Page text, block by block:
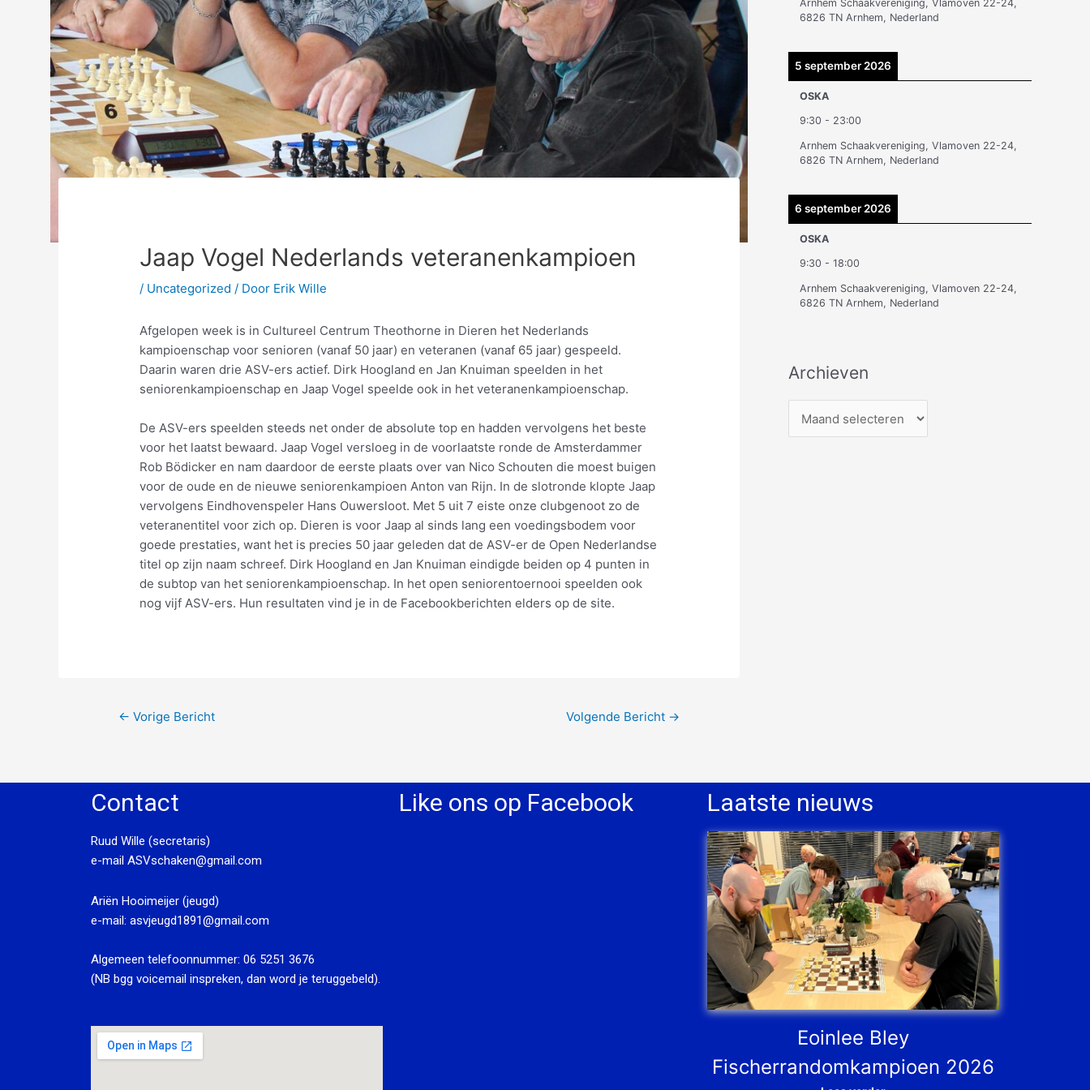
Jaap Vogel Nederlands veteranenkampioen
/ Uncategorized / Door Erik Wille
Afgelopen week is in Cultureel Centrum Theothorne in Dieren het Nederlands
kampioenschap voor senioren (vanaf 50 jaar) en veteranen (vanaf 65 jaar) gespeeld.
Daarin waren drie ASV-ers actief. Dirk Hoogland en Jan Knuiman speelden in het
seniorenkampioenschap en Jaap Vogel speelde ook in het veteranenkampioenschap.
De ASV-ers speelden steeds net onder de absolute top en hadden vervolgens het beste
voor het laatst bewaard. Jaap Vogel versloeg in de voorlaatste ronde de Amsterdammer
Rob Bödicker en nam daardoor de eerste plaats over van Nico Schouten die moest buigen
voor de oude en de nieuwe seniorenkampioen Anton van Rijn. In de slotronde klopte Jaap
vervolgens Eindhovenspeler Hans Ouwersloot. Met 5 uit 7 eiste onze clubgenoot zo de
veteranentitel voor zich op. Dieren is voor Jaap al sinds lang een voedingsbodem voor
goede prestaties, want het is precies 50 jaar geleden dat de ASV-er de Open Nederlandse
titel op zijn naam schreef. Dirk Hoogland en Jan Knuiman eindigde beiden op 4 punten in
de subtop van het seniorenkampioenschap. In het open seniorentoernooi speelden ook
nog vijf ASV-ers. Hun resultaten vind je in de Facebookberichten elders op de site.
← Vorige Bericht Volgende Bericht →
Arnhem Schaakvereniging, Vlamoven 22-24,
6826 TN Arnhem, Nederland
5 september 2026
OSKA
9:30 - 23:00
Arnhem Schaakvereniging, Vlamoven 22-24,
6826 TN Arnhem, Nederland
6 september 2026
OSKA
9:30 - 18:00
Arnhem Schaakvereniging, Vlamoven 22-24,
6826 TN Arnhem, Nederland
Archieven
Contact
Ruud Wille (secretaris)
e-mail ASVschaken@gmail.com
Ariën Hooimeijer (jeugd)
e-mail: asvjeugd1891@gmail.com
Algemeen telefoonnummer: 06 5251 3676
(NB bgg voicemail inspreken, dan word je teruggebeld).
Like ons op Facebook Laatste nieuws
Eoinlee Bley
Fischerrandomkampioen 2026